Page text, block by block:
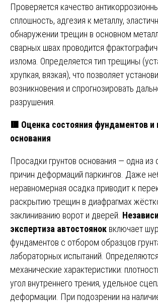
Проверяется качество
сплошность, адгезия к металлу,
обнаружении трещин в основном
сварных швах проводится
излома. Определяется тип трещины
хрупкая, вязкая), что позволяет
возникновения и спрогнозировать
разрушения.
🟥 Оценка состояния фундаментов и
основания
Просадки грунтов основания — одна из
причин деформаций паркингов. Даже
неравномерная осадка приводит к
раскрытию трещин в диафрагмах
заклиниванию ворот и дверей.
экспертиза автостоянок включает
фундаментов с отбором образцов
лабораторных испытаний.
механические характеристики:
угол внутреннего трения, удельное
деформации. При подозрении на